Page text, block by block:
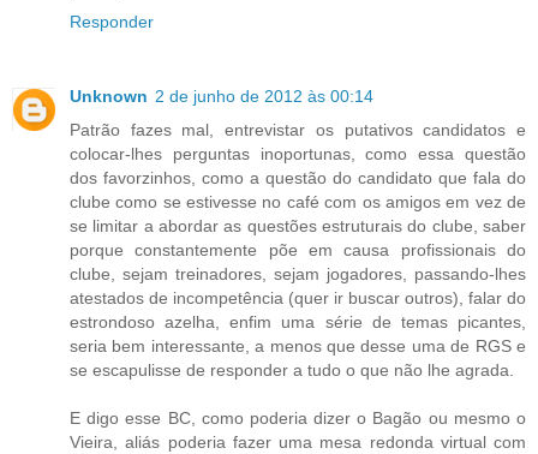
Responder
Unknown 2 de junho de 2012 às 00:14
Patrão fazes mal, entrevistar os putativos candidatos e
colocar-lhes perguntas inoportunas, como essa questão
dos favorzinhos, como a questão do candidato que fala do
clube como se estivesse no café com os amigos em vez de
se limitar a abordar as questões estruturais do clube, saber
porque constantemente põe em causa profissionais do
clube, sejam treinadores, sejam jogadores, passando-lhes
atestados de incompetência (quer ir buscar outros), falar do
estrondoso azelha, enfim uma série de temas picantes,
seria bem interessante, a menos que desse uma de RGS e
se escapulisse de responder a tudo o que não lhe agrada.
E digo esse BC, como poderia dizer o Bagão ou mesmo o
Vieira, aliás poderia fazer uma mesa redonda virtual com